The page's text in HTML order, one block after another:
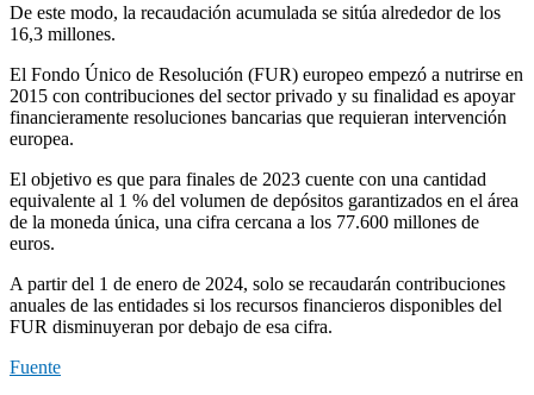
De este modo, la recaudación acumulada se sitúa alrededor de los
16,3 millones.
El Fondo Único de Resolución (FUR) europeo empezó a nutrirse en
2015 con contribuciones del sector privado y su finalidad es apoyar
financieramente resoluciones bancarias que requieran intervención
europea.
El objetivo es que para finales de 2023 cuente con una cantidad
equivalente al 1 % del volumen de depósitos garantizados en el área
de la moneda única, una cifra cercana a los 77.600 millones de
euros.
A partir del 1 de enero de 2024, solo se recaudarán contribuciones
anuales de las entidades si los recursos financieros disponibles del
FUR disminuyeran por debajo de esa cifra.
Fuente